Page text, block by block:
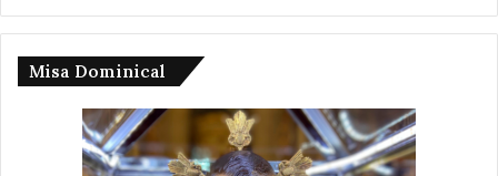
Misa Dominical